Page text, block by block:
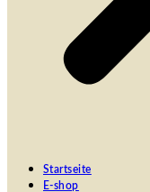
Startseite
E-shop